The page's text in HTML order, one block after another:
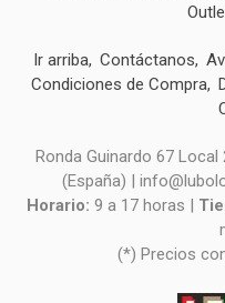
Ir arriba Contáctanos
Condiciones de Compra
Ronda Guinardo 67
(España) |
Horario: 9 a 17 horas |
(*) Precios